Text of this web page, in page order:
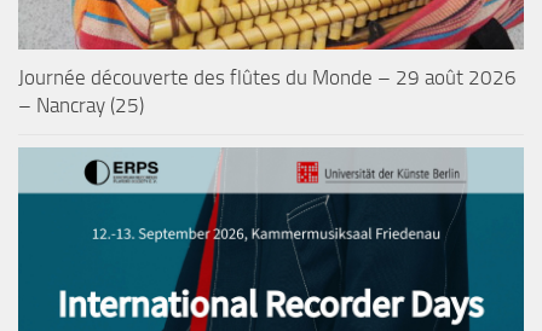
Journée découverte des flûtes du Monde – 29 août 2026
– Nancray (25)